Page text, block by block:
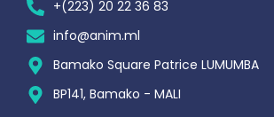
+(223) 20 22 36 83
info@anim.ml
Bamako Square Patrice LUMUMBA
BP141, Bamako - MALI